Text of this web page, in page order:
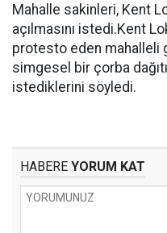
Mahalle sakinleri, Kent
açılmasını istedi.Kent
protesto eden mahalleli
simgesel bir çorba
istediklerini söyledi.
HABERE YORUM KAT